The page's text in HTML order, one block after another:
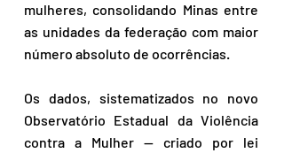
mulheres, consolidando Minas entre
as unidades da federação com maior
número absoluto de ocorrências.
Os dados, sistematizados no novo
Observatório Estadual da Violência
contra a Mulher — criado por lei